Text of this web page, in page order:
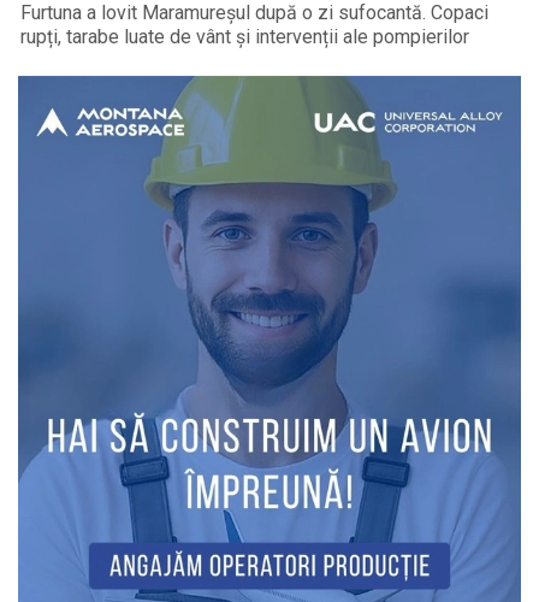
Furtuna a lovit Maramureșul după o zi sufocantă. Copaci
rupți, tarabe luate de vânt și intervenții ale pompierilor